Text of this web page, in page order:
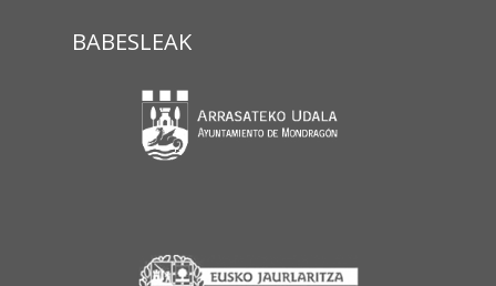
BABESLEAK